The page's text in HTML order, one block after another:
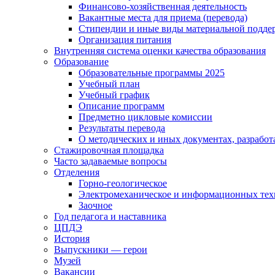
Финансово-хозяйственная деятельность
Вакантные места для приема (перевода)
Стипендии и иные виды материальной
Организация питания
Внутренняя система оценки качества образования
Образование
Образовательные программы 2025
Учебный план
Учебный график
Описание программ
Предметно цикловые комиссии
Результаты перевода
О методических и иных документах,
Стажировочная площадка
Часто задаваемые вопросы
Отделения
Горно-геологическое
Электромеханическое и информационных
Заочное
Год педагога и наставника
ЦПДЭ
История
Выпускники — герои
Музей
Вакансии